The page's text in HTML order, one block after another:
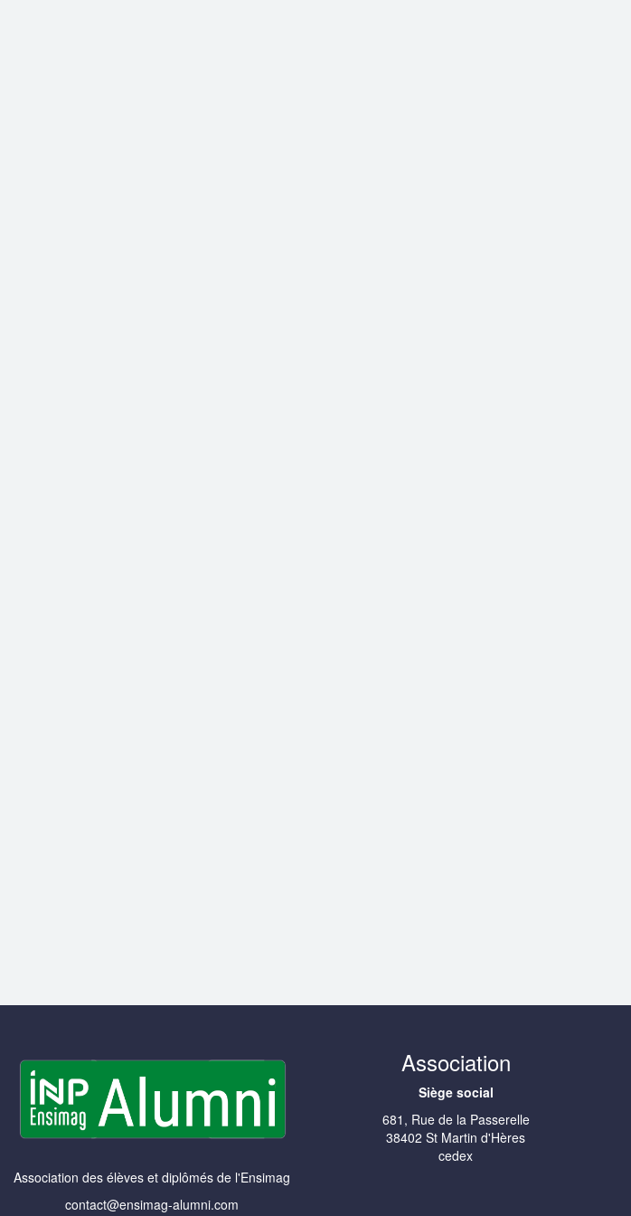
Association des élèves et diplômés de l'Ensimag
contact@ensimag-alumni.com
Association
Siège social
681, Rue de la Passerelle
38402 St Martin d'Hères
cedex